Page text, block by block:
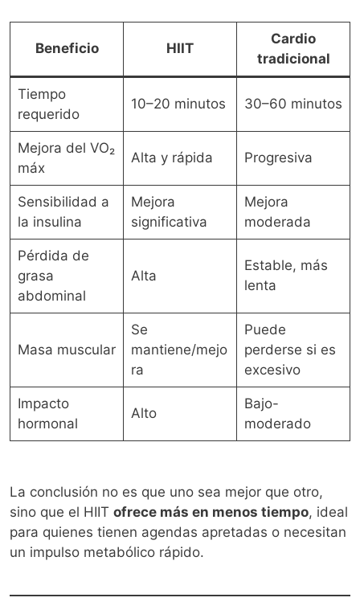
Beneficio HIIT
Cardio
tradicional
Tiempo
requerido
10–20 minutos 30–60 minutos
Mejora del VO₂
máx
Alta y rápida Progresiva
Sensibilidad a
la insulina
Mejora
significativa
Mejora
moderada
Pérdida de
grasa
abdominal
Alta
Estable, más
lenta
Masa muscular
Se
mantiene/mejo
ra
Puede
perderse si es
excesivo
Impacto
hormonal
Alto
Bajo-
moderado
La conclusión no es que uno sea mejor que otro,
sino que el HIIT ofrece más en menos tiempo, ideal
para quienes tienen agendas apretadas o necesitan
un impulso metabólico rápido.